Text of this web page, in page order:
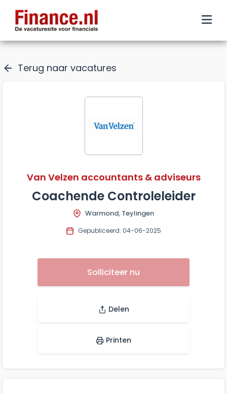
Terug naar vacatures
Van Velzen accountants & adviseurs
Coachende Controleleider
Warmond, Teylingen
Gepubliceerd: 04-06-2025
Solliciteer nu
Delen
Printen